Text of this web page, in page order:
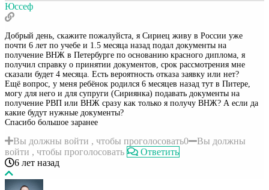
Юссеф
Добрый день, скажите пожалуйста, я Сириец живу в России уже
почти 6 лет по учебе и 1.5 месяца назад подал документы на
получение ВНЖ в Петербурге по основанию красного диплома, я
получил справку о принятии документов, срок рассмотрения мне
сказали будет 4 месяца. Есть вероятность отказа заявку или нет?
Ещё вопрос, у меня ребёнок родился 6 месяцев назад тут в Питере,
могу для него и для супруги (Сириянка) подавать документы на
получение РВП или ВНЖ сразу как только я получу ВНЖ? А если да
какие будут нужные документы?
Спасибо большое заранее
Вы должны войти , чтобы проголосовать0
Вы должны
войти , чтобы проголосовать
Ответить
6 лет назад